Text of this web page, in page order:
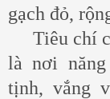
gạch đỏ,
Tiêu chí
là nơi
tịnh, vắng